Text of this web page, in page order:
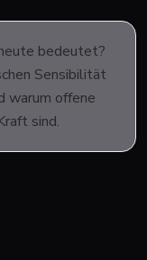
bedeutet?
Sensibilität
warum offene
sind.